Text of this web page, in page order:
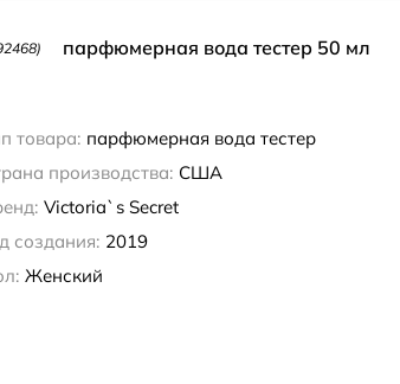
парфюмерная вода тестер 50 мл
товара: парфюмерная вода тестер
производства: США
Victoria`s Secret
создания: 2019
Женский